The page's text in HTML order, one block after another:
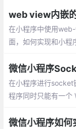
在小程序中使用
面，如何实现和小程
帮助到您
微信小程序
在小程序进行socket
程序同时只能有一
且自动关闭了socket